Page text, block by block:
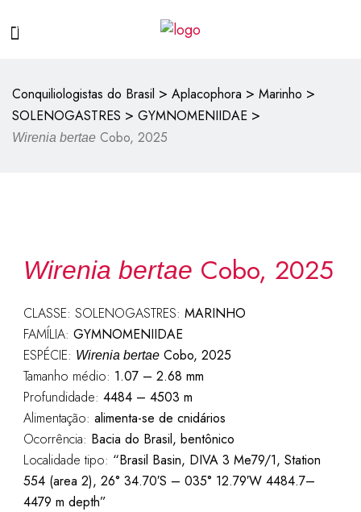
Conquiliologistas do Brasil > Aplacophora > Marinho >
SOLENOGASTRES > GYMNOMENIIDAE >
Wirenia bertae Cobo, 2025
Wirenia bertae Cobo, 2025
CLASSE: SOLENOGASTRES: MARINHO
FAMÍLIA: GYMNOMENIIDAE
ESPÉCIE: Wirenia bertaeCobo, 2025
Tamanho médio: 1.07 – 2.68 mm
Profundidade: 4484 – 4503 m
Alimentação: alimenta-se de cnidários
Ocorrência: Bacia do Brasil, bentônico
Localidade tipo: “Brasil Basin, DIVA 3 Me79/1, Station
554 (area 2), 26° 34.70′S – 035° 12.79′W 4484.7–
4479 m depth”